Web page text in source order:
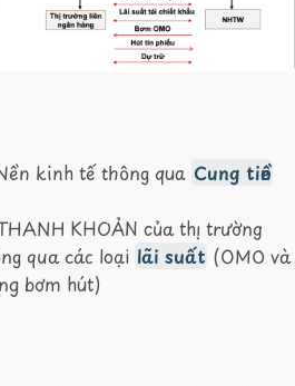
kinh tế thông qua Cung tiền
KHOẢN của thị trường
qua các loại lãi suất (OMO và
bơm hút)